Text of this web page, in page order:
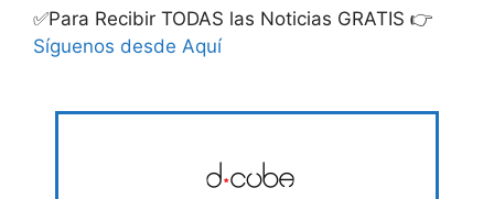
✅Para Recibir TODAS las Noticias GRATIS 👉
Síguenos desde Aquí